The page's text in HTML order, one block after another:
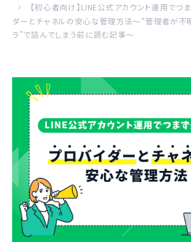
【初心者向け】LINE公式アカウント運用でつ
ダーとチャネルの安心な管理方法〜“管理者が不
ラ”で詰んでしまう前に読む記事〜